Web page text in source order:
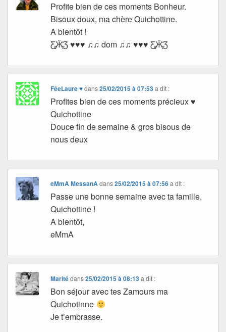
Profite bien de ces moments Bonheur.
Bisoux doux, ma chère Quichottine.
A bientôt !
Ƹ̵̡Ӝ̵̨̄Ʒ ♥♥♥ ♫♫ dom ♫♫ ♥♥♥ Ƹ̵̡Ӝ̵̨̄Ʒ
FéeLaure ♥dans25/02/2015 à 07:53 a dit :
Profites bien de ces moments précieux ♥
Quichottine
Douce fin de semaine & gros bisous de
nous deux
eMmA MessanAdans25/02/2015 à 07:56 a dit :
Passe une bonne semaine avec ta famille,
Quichottine !
A bientôt,
eMmA
Maritédans25/02/2015 à 08:13 a dit :
Bon séjour avec tes Zamours ma
Quichotinne
Je t’embrasse.